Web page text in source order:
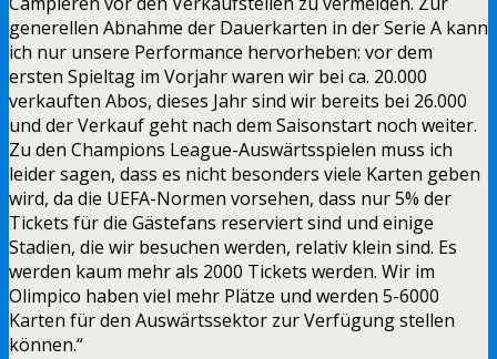
generellen Abnahme der Dauerkarten in der Serie A kann
ich nur unsere Performance hervorheben: vor dem
ersten Spieltag im Vorjahr waren wir bei ca. 20.000
verkauften Abos, dieses Jahr sind wir bereits bei 26.000
und der Verkauf geht nach dem Saisonstart noch weiter.
Zu den Champions League-Auswärtsspielen muss ich
leider sagen, dass es nicht besonders viele Karten geben
wird, da die UEFA-Normen vorsehen, dass nur 5% der
Tickets für die Gästefans reserviert sind und einige
Stadien, die wir besuchen werden, relativ klein sind. Es
werden kaum mehr als 2000 Tickets werden. Wir im
Olimpico haben viel mehr Plätze und werden 5-6000
Karten für den Auswärtssektor zur Verfügung stellen
können.“